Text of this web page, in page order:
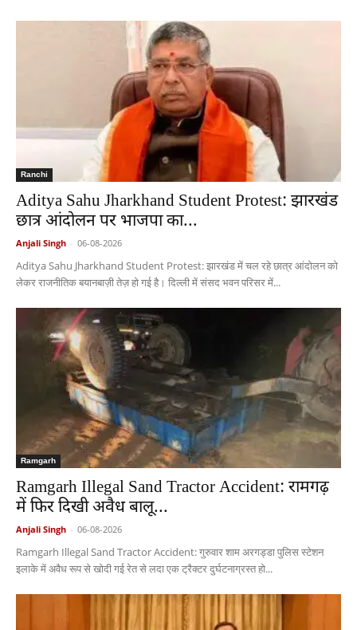
Ranchi
Aditya Sahu Jharkhand Student Protest: झारखंड
छात्र आंदोलन पर भाजपा का...
Anjali Singh - 06-08-2026
Aditya Sahu Jharkhand Student Protest: झारखंड में चल रहे छात्र आंदोलन को
लेकर राजनीतिक बयानबाज़ी तेज़ हो गई है। दिल्ली में संसद भवन परिसर में...
Ramgarh
Ramgarh Illegal Sand Tractor Accident: रामगढ़
में फिर दिखी अवैध बालू...
Anjali Singh - 06-08-2026
Ramgarh Illegal Sand Tractor Accident: गुरुवार शाम अरगड्डा पुलिस स्टेशन
इलाके में अवैध रूप से खोदी गई रेत से लदा एक ट्रैक्टर दुर्घटनाग्रस्त हो...